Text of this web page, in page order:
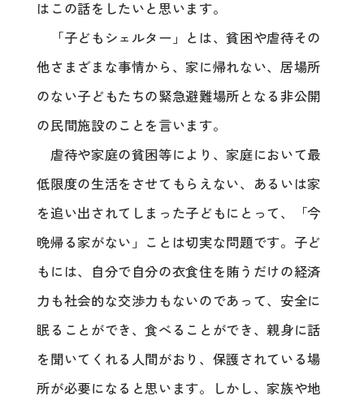
はこの話をしたいと思います。
「子どもシェルター」とは、貧困や虐待その
他さまざまな事情から、家に帰れない、居場所
のない子どもたちの緊急避難場所となる非公開
の民間施設のことを言います。
虐待や家庭の貧困等により、家庭において最
低限度の生活をさせてもらえない、あるいは家
を追い出されてしまった子どもにとって、「今
晩帰る家がない」ことは切実な問題です。子ど
もには、自分で自分の衣食住を賄うだけの経済
力も社会的な交渉力もないのであって、安全に
眠ることができ、食べることができ、親身に話
を聞いてくれる人間がおり、保護されている場
所が必要になると思います。しかし、家族や地